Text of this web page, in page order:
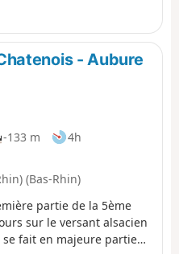
sur lesquelles
Rouge accompagné de
Massif Vosgien).- Aubure
-133 m
4h
(Bas-Rhin)
partie de la 5ème
sur le versant alsacien
se fait en majeure partie